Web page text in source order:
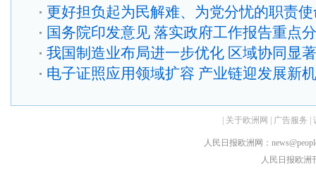
更好担负起为民解难、为党分忧的职责
国务院印发意见 落实政府工作报告重点
我国制造业布局进一步优化 区域协同显
电子证照应用领域扩容 产业链迎发展新
关于欧洲网 广告服务
人民日报欧洲网：
人民日报欧洲